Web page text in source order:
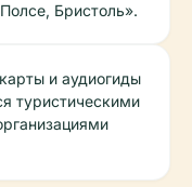
Бристоль».
и аудиогиды
туристическими